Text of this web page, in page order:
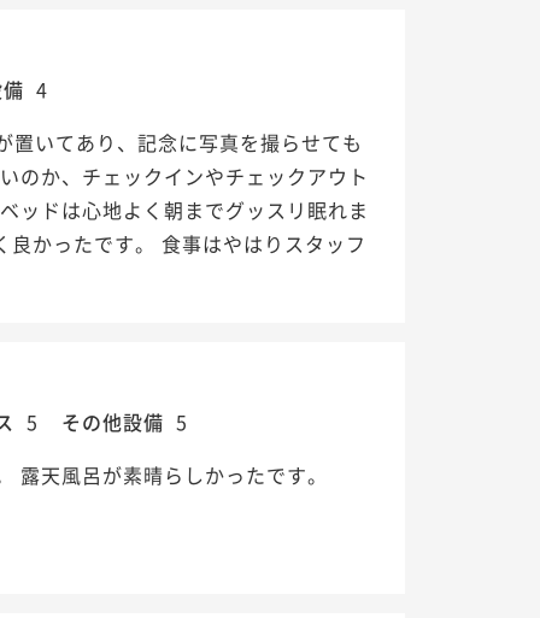
4
いてあり、記念に写真を撮らせても
のか、チェックインやチェックアウト
ッドは心地よく朝までグッスリ眠れま
かったです。 食事はやはりスタッフ
5 その他設備 5
天風呂が素晴らしかったです。